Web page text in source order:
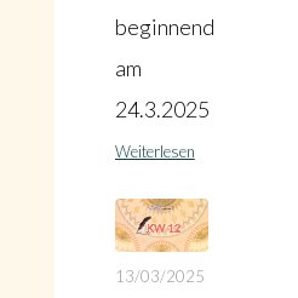
beginnend
am
24.3.2025
Weiterlesen
13/03/2025